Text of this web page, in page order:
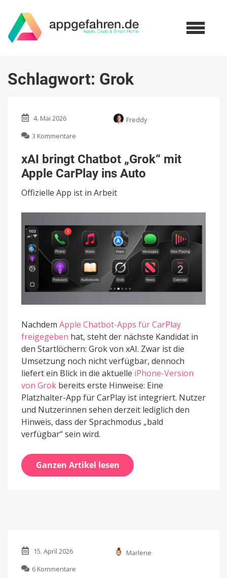
Schlagwort: Grok
4. Mai 2026
Freddy
3 Kommentare
bringt
Chatbot
„Grok“
Apple
ins
xAI bringt Chatbot „Grok“ mit
Apple CarPlay ins Auto
Offizielle App ist in Arbeit
Nachdem Apple Chatbot-Apps für CarPlay
freigegeben hat, steht der nächste Kandidat in
den Startlöchern: Grok von xAI. Zwar ist die
Umsetzung noch nicht verfügbar, dennoch
liefert ein Blick in die aktuelle iPhone-Version
von Grok bereits erste Hinweise: Eine
Platzhalter-App für CarPlay ist integriert. Nutzer
und Nutzerinnen sehen derzeit lediglich den
Hinweis, dass der Sprachmodus „bald
verfügbar“ sein wird.
Ganzen Artikel lesen
15. April 2026
Marlene
6 Kommentare